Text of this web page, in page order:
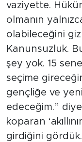
vaziyette.
olmanın
olabileceğini
Kanunsuzluk.
şey yok. 15
seçime
gençliğe ve
edeceğim.”
koparan
girdiğini